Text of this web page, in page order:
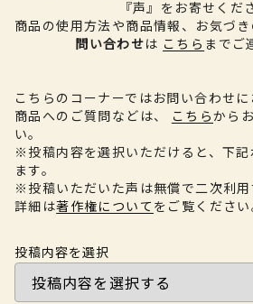
『声』をお寄せくだ
商品の使用方法や商品情報、お気づ
問い合わせは こちら までご
こちらのコーナーではお問い合わせに
商品へのご質問などは、
こちらから
い。
※投稿内容を選択いただけると、下
ます。
※投稿いただいた声は無償で二次利用
詳細は著作権について をご覧ください
投稿内容を選択